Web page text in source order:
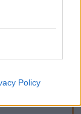
Policy
Known